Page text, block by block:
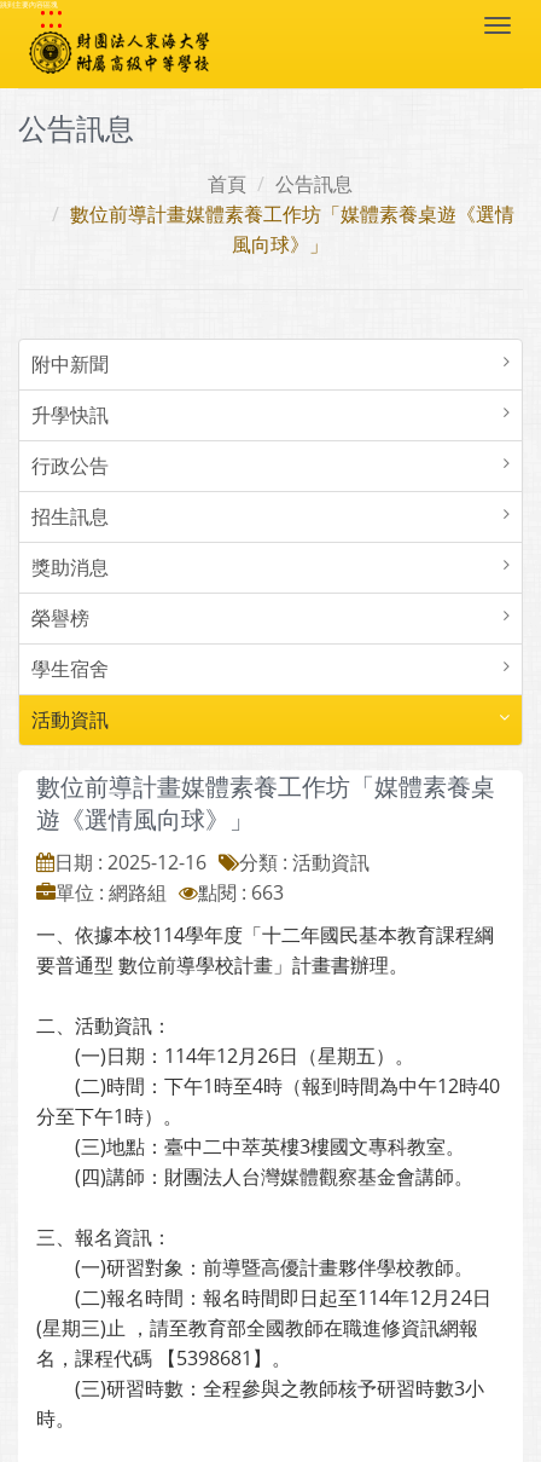
跳到主要內容區塊
:::
公告訊息
首頁
公告訊息
數位前導計畫媒體素養工作坊「媒體素養桌遊《選情
風向球》」
附中新聞
升學快訊
行政公告
招生訊息
獎助消息
榮譽榜
學生宿舍
活動資訊
數位前導計畫媒體素養工作坊「媒體素養桌
遊《選情風向球》」
日期 : 2025-12-16
分類 : 活動資訊
單位 : 網路組
點閱 : 663
一、依據本校114學年度「十二年國民基本教育課程綱
要普通型 數位前導學校計畫」計畫書辦理。
二、活動資訊：
(一)日期：114年12月26日（星期五）。
(二)時間：下午1時至4時（報到時間為中午12時40
分至下午1時）。
(三)地點：臺中二中萃英樓3樓國文專科教室。
(四)講師：財團法人台灣媒體觀察基金會講師。
三、報名資訊：
(一)研習對象：前導暨高優計畫夥伴學校教師。
(二)報名時間：報名時間即日起至114年12月24日
(星期三)止 ，請至教育部全國教師在職進修資訊網報
名，課程代碼 【5398681】。
(三)研習時數：全程參與之教師核予研習時數3小
時。